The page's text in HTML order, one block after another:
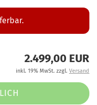
2.499,00 EUR
inkl. 19% MwSt. zzgl. Versand